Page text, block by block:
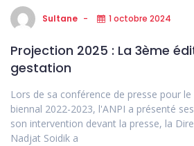
Sultane 1 octobre 2024
Projection 2025 : La 3ème
gestation
Lors de sa conférence de presse pour
biennal 2022-2023, l'ANPI a présenté
son intervention devant la presse, la
Nadjat Soidik a